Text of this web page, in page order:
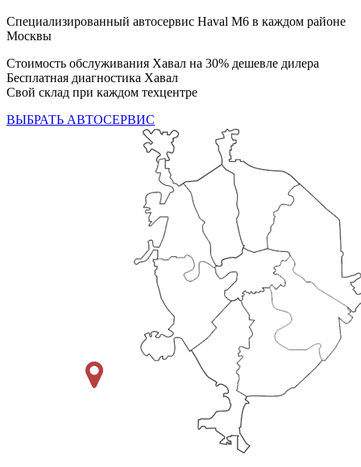
Специализированный автосервис Haval M6 в каждом районе
Москвы
Стоимость обслуживания Хавал на 30% дешевле дилера
Бесплатная диагностика Хавал
Свой склад при каждом техцентре
ВЫБРАТЬ АВТОСЕРВИС